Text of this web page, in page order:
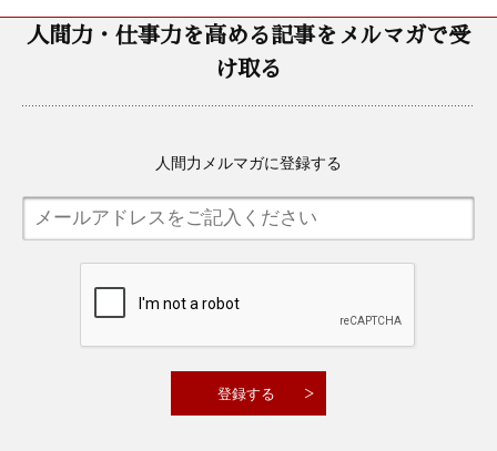
人間力・仕事力を高める記事をメルマガで受
け取る
人間力メルマガに登録する